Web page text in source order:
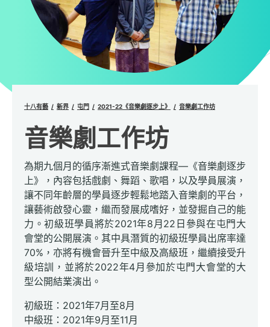
十八有藝 新界 屯門 2021-22《音樂劇逐步上》 音樂劇工作坊
音樂劇工作坊
為期九個月的循序漸進式音樂劇課程—《音樂劇逐步
上》，內容包括戲劇、舞蹈、歌唱，以及學員展演，
讓不同年齡層的學員逐步輕鬆地踏入音樂劇的平台，
讓藝術啟發心靈，繼而發展成嗜好，並發掘自己的能
力。初級班學員將於2021年8月22日參與在屯門大
會堂的公開展演。其中具潛質的初級班學員出席率達
70%，亦將有機會晉升至中級及高級班，繼續接受升
級培訓，並將於2022年4月參加於屯門大會堂的大
型公開結業演出。
初級班：2021年7月至8月
中級班：2021年9月至11月